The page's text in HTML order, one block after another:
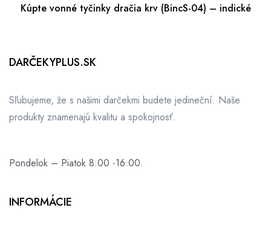
Kúpte vonné tyčinky dračia krv (BincS-04) – indické
DARČEKYPLUS.SK
Sľubujeme, že s našimi darčekmi budete jedineční. Naše
produkty znamenajú kvalitu a spokojnosť.
Pondelok – Piatok 8:00 -16:00.
INFORMÁCIE